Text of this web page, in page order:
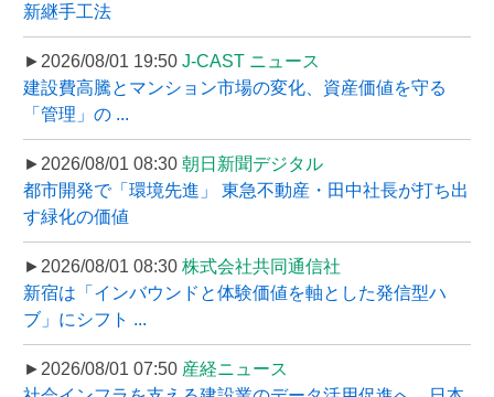
新継手工法
►2026/08/01 19:50 J-CAST ニュース
建設費高騰とマンション市場の変化、資産価値を守る
「管理」の ...
►2026/08/01 08:30 朝日新聞デジタル
都市開発で「環境先進」 東急不動産・田中社長が打ち出
す緑化の価値
►2026/08/01 08:30 株式会社共同通信社
新宿は「インバウンドと体験価値を軸とした発信型ハ
ブ」にシフト ...
►2026/08/01 07:50 産経ニュース